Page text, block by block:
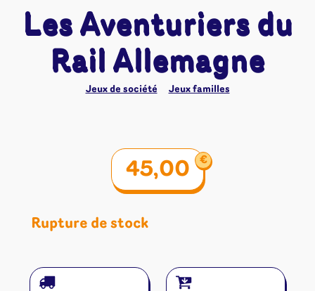
Les Aventuriers du
Rail Allemagne
Jeux de société Jeux familles
45,00 €
Rupture de stock